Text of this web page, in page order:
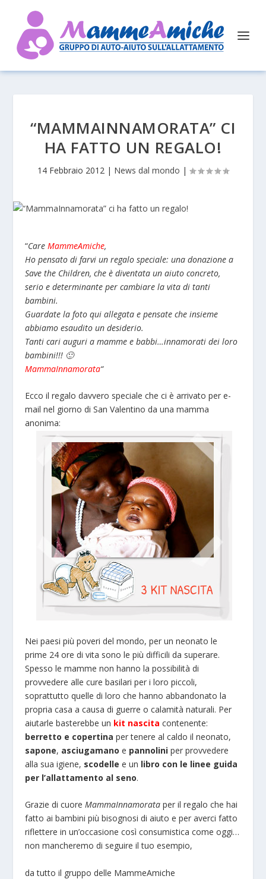
“MAMMAINNAMORATA” CI
HA FATTO UN REGALO!
14 Febbraio 2012 | News dal mondo |
“Care MammeAmiche,
Ho pensato di farvi un regalo speciale: una donazione a
Save the Children, che è diventata un aiuto concreto,
serio e determinante per cambiare la vita di tanti
bambini.
Guardate la foto qui allegata e pensate che insieme
abbiamo esaudito un desiderio.
Tanti cari auguri a mamme e babbi…innamorati dei loro
bambini!!! 🙂
MammaInnamorata“
Ecco il regalo davvero speciale che ci è arrivato per e-
mail nel giorno di San Valentino da una mamma
anonima:
Nei paesi più poveri del mondo, per un neonato le
prime 24 ore di vita sono le più difficili da superare.
Spesso le mamme non hanno la possibilità di
provvedere alle cure basilari per i loro piccoli,
soprattutto quelle di loro che hanno abbandonato la
propria casa a causa di guerre o calamità naturali. Per
aiutarle basterebbe un kit nascita contenente:
berretto e copertina per tenere al caldo il neonato,
sapone, asciugamano e pannoliniper provvedere
alla sua igiene, scodelle e un libro con le linee guida
per l’allattamento al seno.
Grazie di cuoreMammaInnamorata per il regalo che hai
fatto ai bambini più bisognosi di aiuto e per averci fatto
riflettere in un’occasione così consumistica come oggi…
non mancheremo di seguire il tuo esempio,
da tutto il gruppo delle MammeAmiche